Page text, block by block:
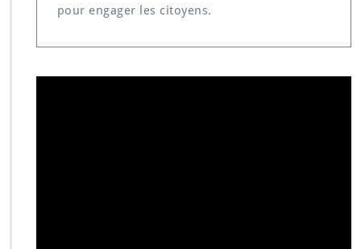
pour engager les citoyens.